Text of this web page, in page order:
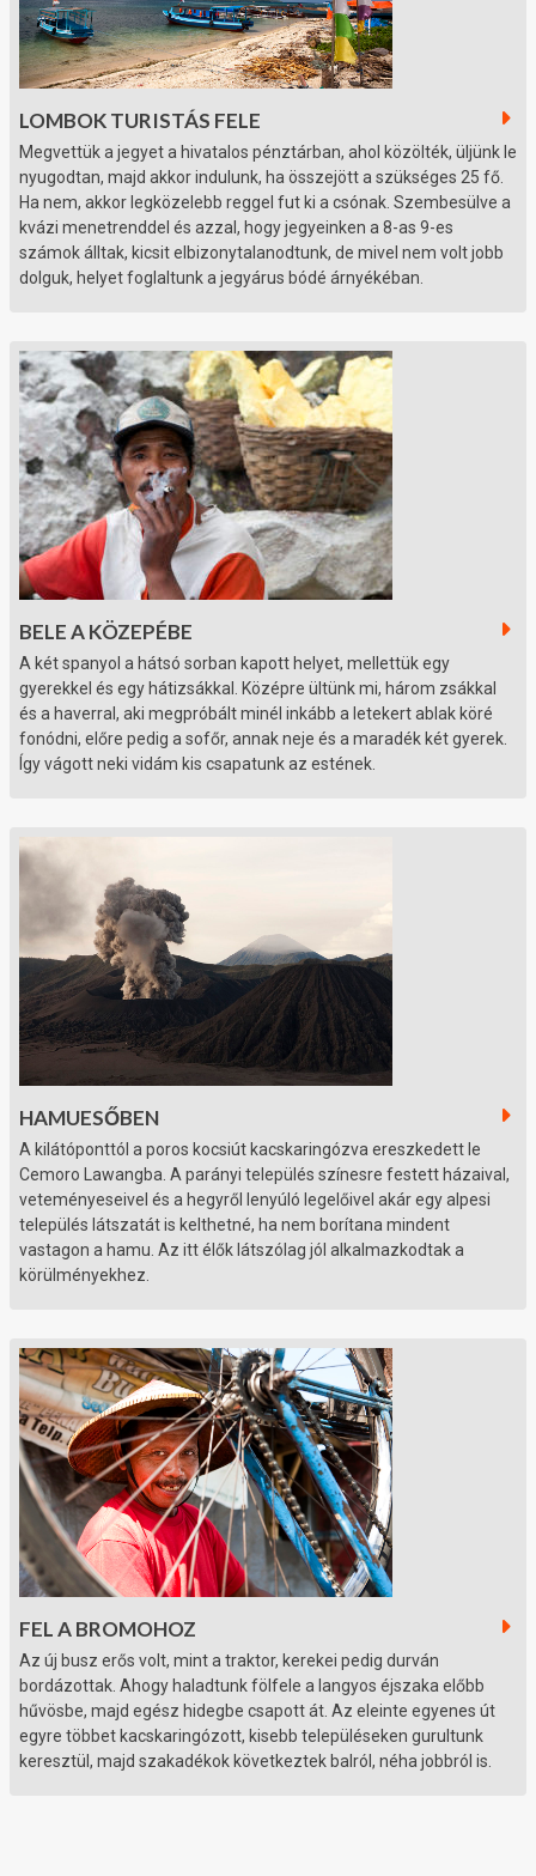
LOMBOK TURISTÁS FELE
Megvettük a jegyet a hivatalos pénztárban, ahol közölték, üljünk le
nyugodtan, majd akkor indulunk, ha összejött a szükséges 25 fő.
Ha nem, akkor legközelebb reggel fut ki a csónak. Szembesülve a
kvázi menetrenddel és azzal, hogy jegyeinken a 8-as 9-es
számok álltak, kicsit elbizonytalanodtunk, de mivel nem volt jobb
dolguk, helyet foglaltunk a jegyárus bódé árnyékéban.
BELE A KÖZEPÉBE
A két spanyol a hátsó sorban kapott helyet, mellettük egy
gyerekkel és egy hátizsákkal. Középre ültünk mi, három zsákkal
és a haverral, aki megpróbált minél inkább a letekert ablak köré
fonódni, előre pedig a sofőr, annak neje és a maradék két gyerek.
Így vágott neki vidám kis csapatunk az estének.
HAMUESŐBEN
A kilátóponttól a poros kocsiút kacskaringózva ereszkedett le
Cemoro Lawangba. A parányi település színesre festett házaival,
veteményeseivel és a hegyről lenyúló legelőivel akár egy alpesi
település látszatát is kelthetné, ha nem borítana mindent
vastagon a hamu. Az itt élők látszólag jól alkalmazkodtak a
körülményekhez.
FEL A BROMOHOZ
Az új busz erős volt, mint a traktor, kerekei pedig durván
bordázottak. Ahogy haladtunk fölfele a langyos éjszaka előbb
hűvösbe, majd egész hidegbe csapott át. Az eleinte egyenes út
egyre többet kacskaringózott, kisebb településeken gurultunk
keresztül, majd szakadékok következtek balról, néha jobbról is.